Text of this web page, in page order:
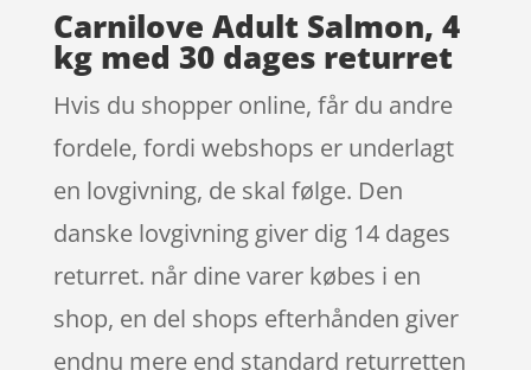
Carnilove Adult Salmon, 4
kg med 30 dages returret
Hvis du shopper online, får du andre
fordele, fordi webshops er underlagt
en lovgivning, de skal følge. Den
danske lovgivning giver dig 14 dages
returret. når dine varer købes i en
shop, en del shops efterhånden giver
endnu mere end standard returretten